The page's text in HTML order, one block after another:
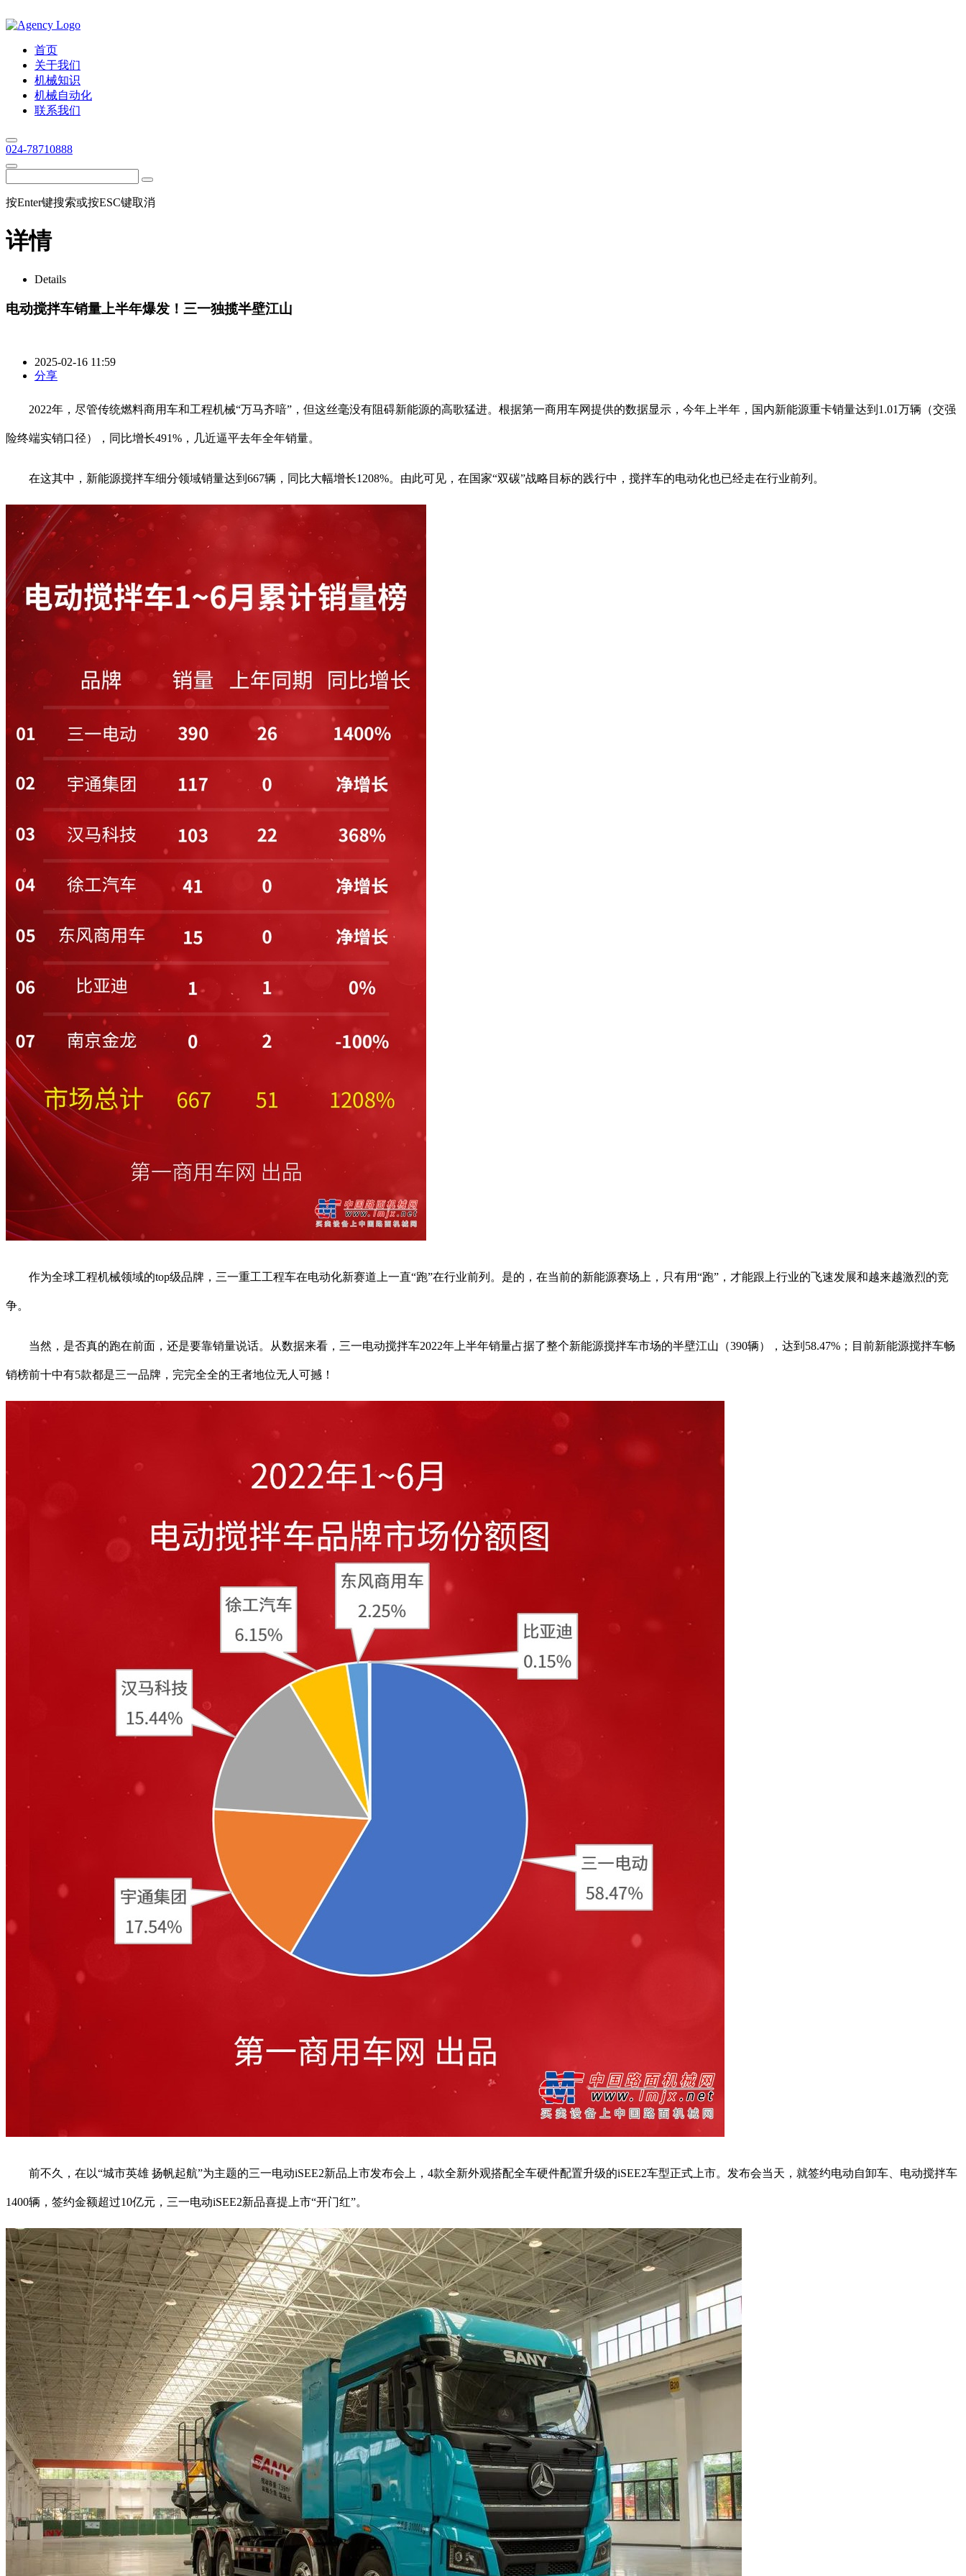
首页
关于我们
机械知识
机械自动化
联系我们
024-78710888
按Enter键搜索或按ESC键取消
详情
Details
电动搅拌车销量上半年爆发！三一独揽半壁江山
2025-02-16 11:59
分享
2022年，尽管传统燃料商用车和工程机械“万马齐喑”，但这丝毫没有阻碍新能源的高歌猛进。根据第一商用车网提供的数据显示，今年上半年，国内新能源重卡销量达到1.01万辆（交强
险终端实销口径），同比增长491%，几近逼平去年全年销量。
在这其中，新能源搅拌车细分领域销量达到667辆，同比大幅增长1208%。由此可见，在国家“双碳”战略目标的践行中，搅拌车的电动化也已经走在行业前列。
作为全球工程机械领域的top级品牌，三一重工工程车在电动化新赛道上一直“跑”在行业前列。是的，在当前的新能源赛场上，只有用“跑”，才能跟上行业的飞速发展和越来越激烈的竞
争。
当然，是否真的跑在前面，还是要靠销量说话。从数据来看，三一电动搅拌车2022年上半年销量占据了整个新能源搅拌车市场的半壁江山（390辆），达到58.47%；目前新能源搅拌车畅
销榜前十中有5款都是三一品牌，完完全全的王者地位无人可撼！
前不久，在以“城市英雄 扬帆起航”为主题的三一电动iSEE2新品上市发布会上，4款全新外观搭配全车硬件配置升级的iSEE2车型正式上市。发布会当天，就签约电动自卸车、电动搅拌车
1400辆，签约金额超过10亿元，三一电动iSEE2新品喜提上市“开门红”。